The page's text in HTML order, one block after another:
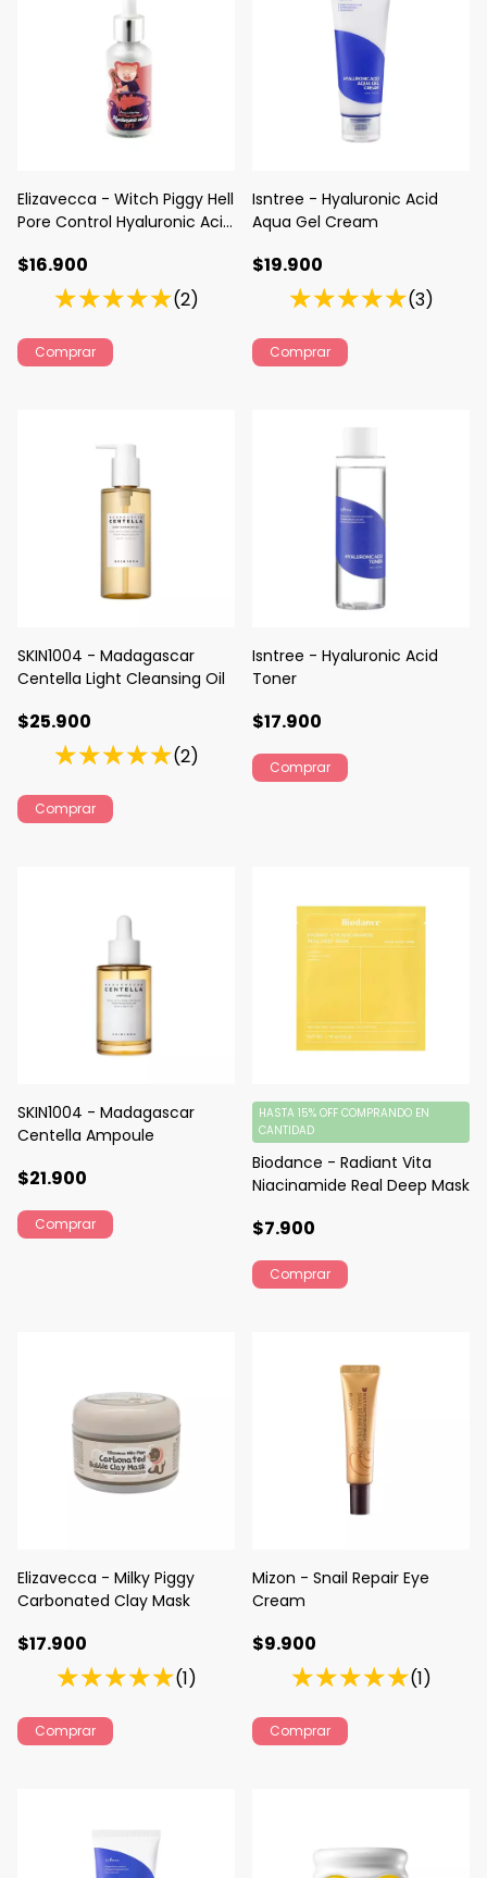
Elizavecca - Witch Piggy Hell
Pore Control Hyaluronic Acid
$16.900
(2)
Isntree - Hyaluronic Acid
Aqua Gel Cream
$19.900
(3)
SKIN1004 - Madagascar
Centella Light Cleansing Oil
$25.900
(2)
Isntree - Hyaluronic Acid
Toner
$17.900
SKIN1004 - Madagascar
Centella Ampoule
$21.900
Biodance - Radiant Vita
Niacinamide Real Deep Mask
$7.900
HASTA 15% OFF COMPRANDO EN
CANTIDAD
Elizavecca - Milky Piggy
Carbonated Clay Mask
$17.900
(1)
Mizon - Snail Repair Eye
Cream
$9.900
(1)